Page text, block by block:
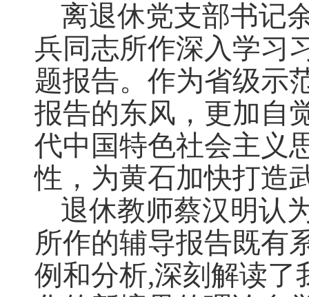
离退休党支部书记
兵同志所作深入学习
题报告。作为省级示
报告的东风，更加自
代中国特色社会主义
性，为黄石加快打造
退休教师蔡汉明认
所作的辅导报告既有
例和分析,深刻解读了